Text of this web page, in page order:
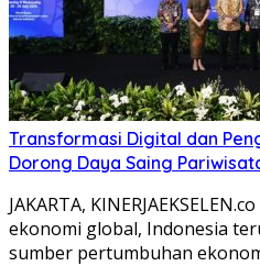
Transformasi Digital dan
Dorong Daya Saing
JAKARTA,
ekonomi global, Indonesia
sumber pertumbuhan